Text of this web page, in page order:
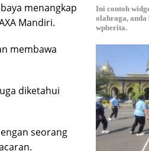
menangkap
Mandiri.
membawa
diketahui
seorang
Ini contoh
olahraga, anda
wpberita.